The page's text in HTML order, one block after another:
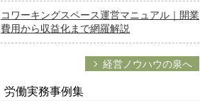
コワーキングスペース運営マニュアル｜開業
費用から収益化まで網羅解説
経営ノウハウの泉へ
労働実務事例集